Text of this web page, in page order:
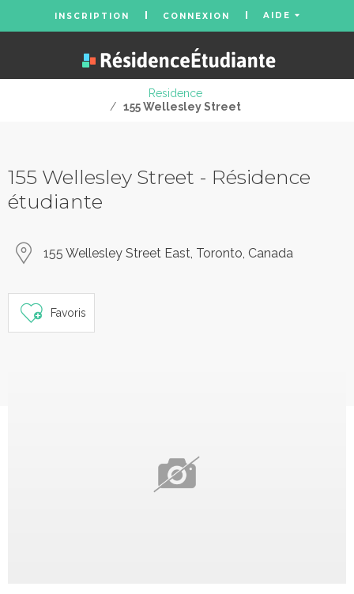
INSCRIPTION CONNEXION AIDE
Residence
/ 155 Wellesley Street
155 Wellesley Street - Résidence
étudiante
155 Wellesley Street East, Toronto, Canada
Favoris